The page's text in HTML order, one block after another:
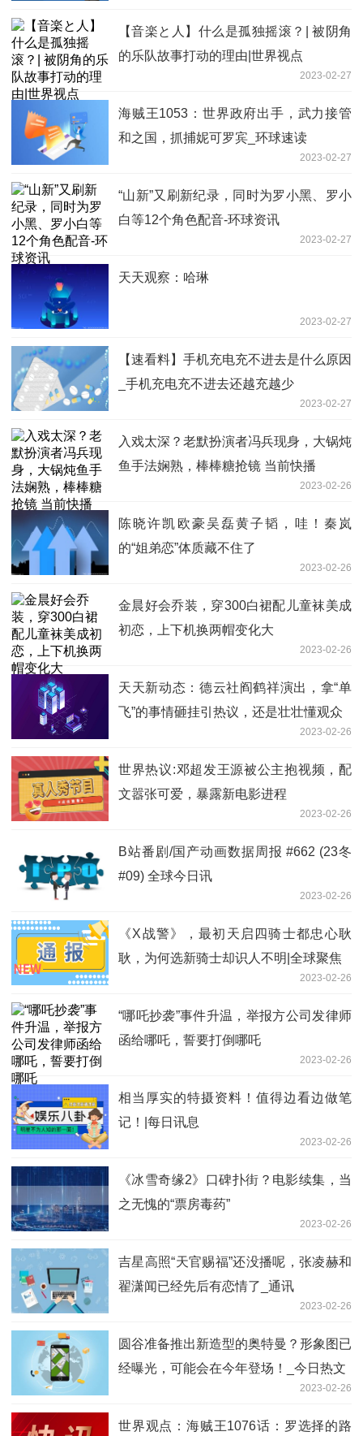
【音楽と人】什么是孤独摇滚？| 被阴角
的乐队故事打动的理由|世界视点
2023-02-27
海贼王1053：世界政府出手，武力接管
和之国，抓捕妮可罗宾_环球速读
2023-02-27
“山新”又刷新纪录，同时为罗小黑、罗小
白等12个角色配音-环球资讯
2023-02-27
天天观察：哈琳
2023-02-27
【速看料】手机充电充不进去是什么原因
_手机充电充不进去还越充越少
2023-02-27
入戏太深？老默扮演者冯兵现身，大锅炖
鱼手法娴熟，棒棒糖抢镜 当前快播
2023-02-26
陈晓许凯欧豪吴磊黄子韬，哇！秦岚
的“姐弟恋”体质藏不住了
2023-02-26
金晨好会乔装，穿300白裙配儿童袜美成
初恋，上下机换两帽变化大
2023-02-26
天天新动态：德云社阎鹤祥演出，拿“单
飞”的事情砸挂引热议，还是壮壮懂观众
2023-02-26
世界热议:邓超发王源被公主抱视频，配
文嚣张可爱，暴露新电影进程
2023-02-26
B站番剧/国产动画数据周报 #662 (23冬
#09) 全球今日讯
2023-02-26
《X战警》，最初天启四骑士都忠心耿
耿，为何选新骑士却识人不明|全球聚焦
2023-02-26
“哪吒抄袭”事件升温，举报方公司发律师
函给哪吒，誓要打倒哪吒
2023-02-26
相当厚实的特摄资料！值得边看边做笔
记！|每日讯息
2023-02-26
《冰雪奇缘2》口碑扑街？电影续集，当
之无愧的“票房毒药”
2023-02-26
吉星高照“天官赐福”还没播呢，张凌赫和
翟潇闻已经先后有恋情了_通讯
2023-02-26
圆谷准备推出新造型的奥特曼？形象图已
经曝光，可能会在今年登场！_今日热文
2023-02-26
世界观点：海贼王1076话：罗选择的路